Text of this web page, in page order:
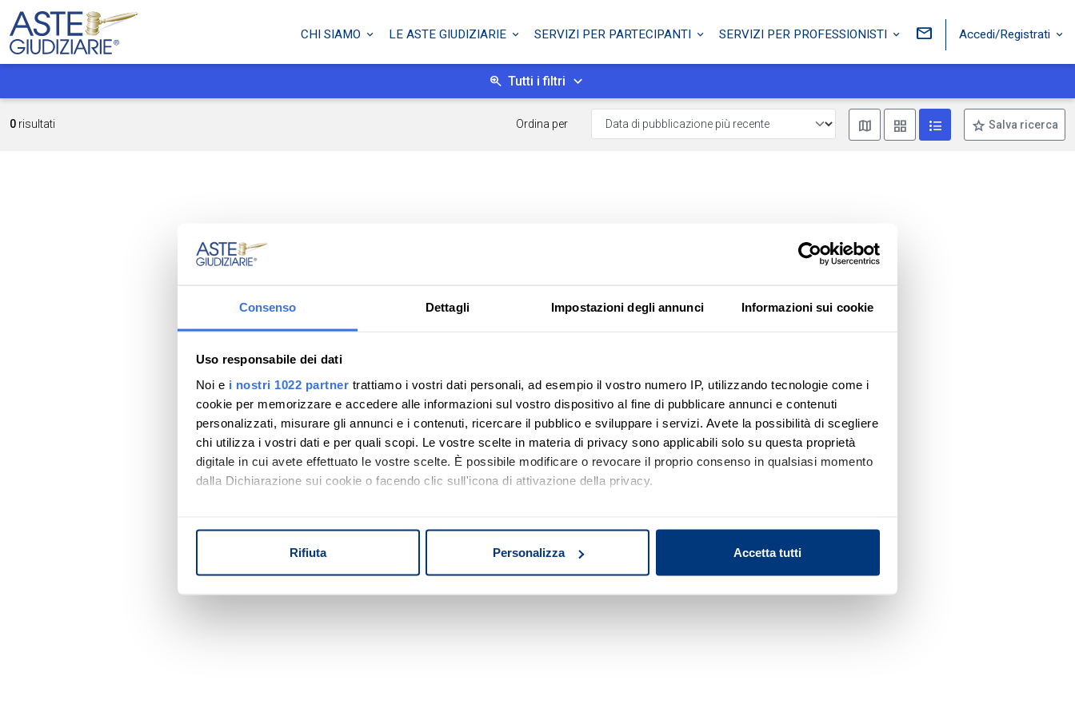
Consenso Dettagli Impostazioni degli annunci Informazioni sui cookie
Uso responsabile dei dati
Noi e i nostri 1022 partner trattiamo i vostri dati personali, ad esempio il vostro numero IP, utilizzando tecnologie come i
cookie per memorizzare e accedere alle informazioni sul vostro dispositivo al fine di pubblicare annunci e contenuti
personalizzati, misurare gli annunci e i contenuti, ricercare il pubblico e sviluppare i servizi. Avete la possibilità di scegliere
chi utilizza i vostri dati e per quali scopi. Le vostre scelte in materia di privacy sono applicabili solo su questa proprietà
digitale in cui avete effettuato le vostre scelte. È possibile modificare o revocare il proprio consenso in qualsiasi momento
dalla Dichiarazione sui cookie o facendo clic sull'icona di attivazione della privacy.
Identificare il tuo dispositivo, scansionandolo attivamente alla ricerca di caratteristiche specifiche (impronte
digitali).
Rifiuta Personalizza Accetta tutti
CHI SIAMO LE ASTE GIUDIZIARIE SERVIZI PER PARTECIPANTI SERVIZI PER PROFESSIONISTI Accedi/Registrati
Tutti i filtri
0 risultati Ordina per Mostra mappaMostra come box
Mostra come lista
Salva ricerca
Nessun risultato di ricerca
Prova a modificare o rimuovere alcuni filtri o
a cambiare l'area di ricerca.